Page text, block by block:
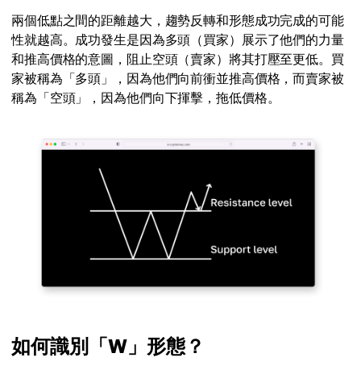
兩個低點之間的距離越大，趨勢反轉和形態成功完成的可能
性就越高。成功發生是因為多頭（買家）展示了他們的力量
和推高價格的意圖，阻止空頭（賣家）將其打壓至更低。買
家被稱為「多頭」，因為他們向前衝並推高價格，而賣家被
稱為「空頭」，因為他們向下揮擊，拖低價格。
如何識別「W」形態？